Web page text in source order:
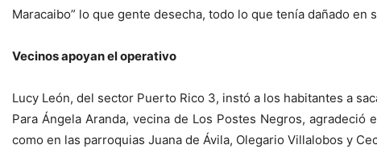
Maracaibo” lo que gente desecha, todo lo que tenía dañado en
Vecinos apoyan el operativo
Lucy León, del sector Puerto Rico 3, instó a los habitantes a
Para Ángela Aranda, vecina de Los Postes Negros,
como en las parroquias Juana de Ávila, Olegario Villalobos y